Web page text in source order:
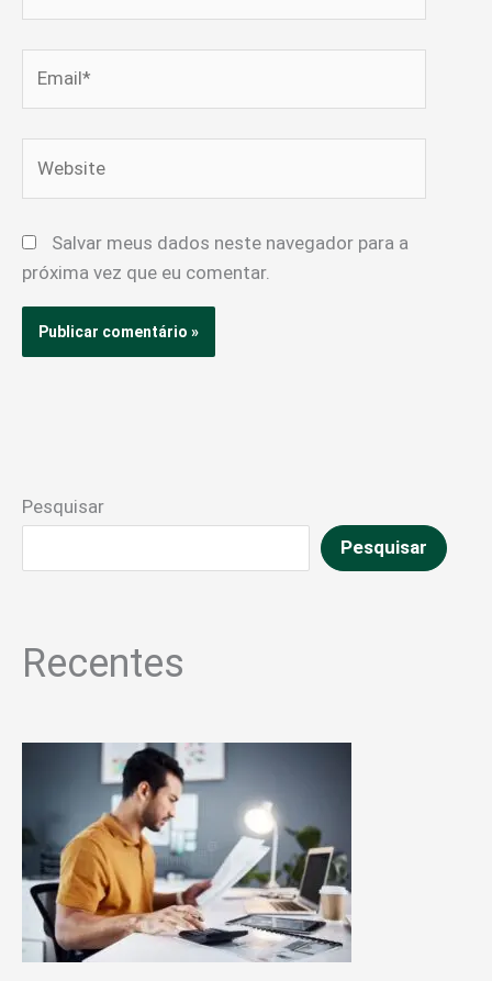
Salvar meus dados neste navegador para a
próxima vez que eu comentar.
Pesquisar
Pesquisar
Recentes